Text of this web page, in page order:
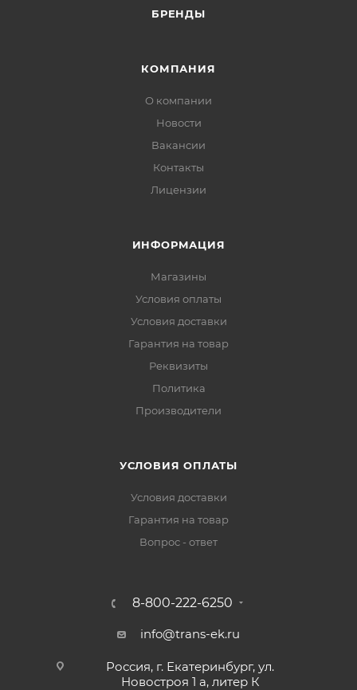
БРЕНДЫ
КОМПАНИЯ
О компании
Новости
Вакансии
Контакты
Лицензии
ИНФОРМАЦИЯ
Магазины
Условия оплаты
Условия доставки
Гарантия на товар
Реквизиты
Политика
Производители
УСЛОВИЯ ОПЛАТЫ
Условия доставки
Гарантия на товар
Вопрос - ответ
8-800-222-6250
info@trans-ek.ru
Россия, г. Екатеринбург, ул.
Новостроя 1 а, литер К